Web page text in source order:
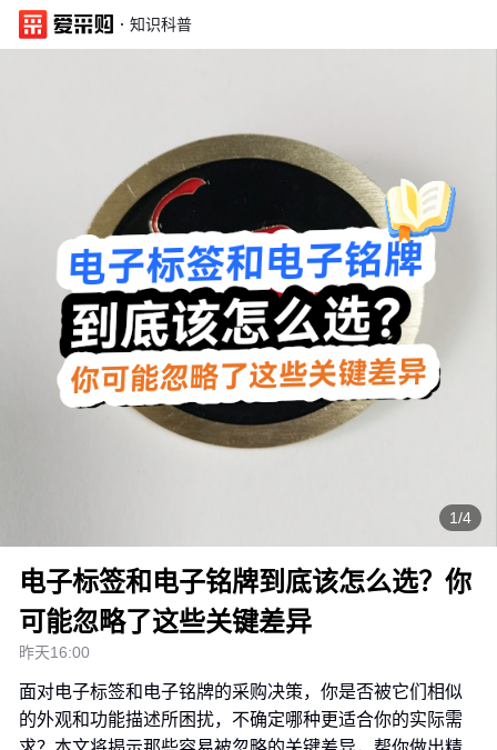
· 知识科普
1/4
电子标签和电子铭牌到底该怎么选？你
可能忽略了这些关键差异
昨天16:00
面对电子标签和电子铭牌的采购决策，你是否被它们相似
的外观和功能描述所困扰，不确定哪种更适合你的实际需